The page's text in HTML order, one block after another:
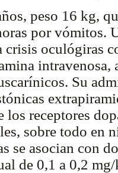
peso 16 kg,
por vómitos.
crisis oculógiras
intravenosa,
Su
los receptores
sobre todo en
se asocian con
de 0,1 a 0,2